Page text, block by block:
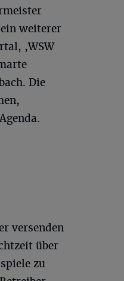
weiterer
,WSW
Die
versenden
über
zu